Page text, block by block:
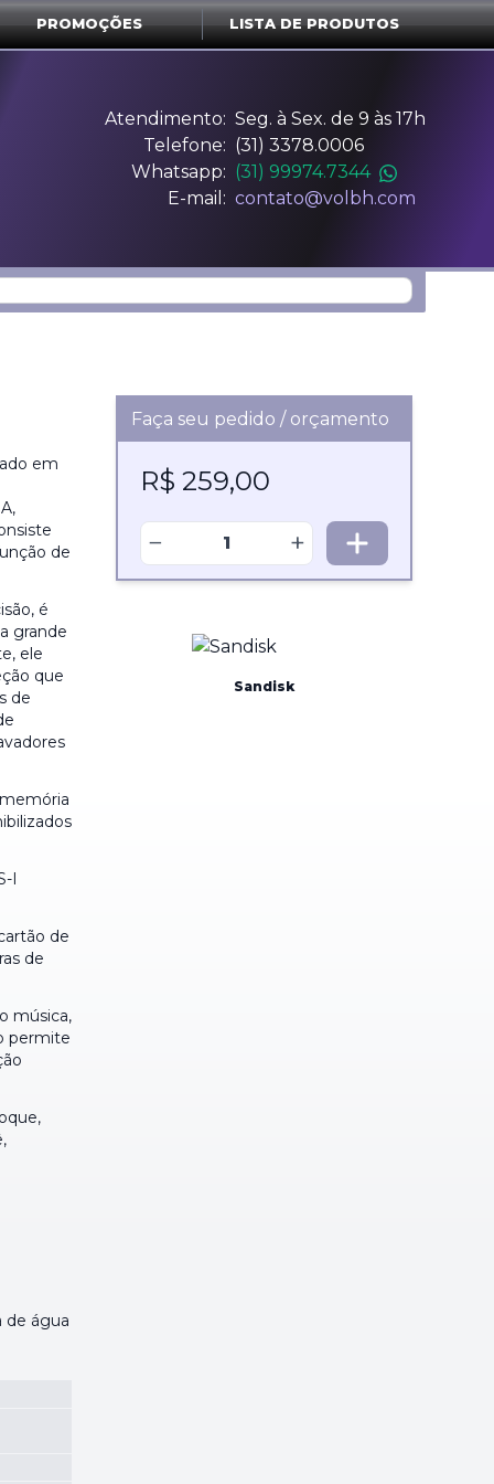
PROMOÇÕES LISTA DE PRODUTOS
Atendimento: Seg. à Sex. de 9 às 17h
Telefone: (31) 3378.0006
Whatsapp: (31) 99974.7344
E-mail: contato@volbh.com
em
de
é
grande
ele
que
de
I
de
de
música,
permite
de água
Faça seu pedido / orçamento
R$ 259,00
−
+
Sandisk